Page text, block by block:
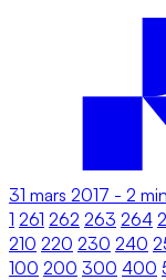
31 mars 2017 - 2 min
1 261 262 263 264
210 220 230 240
100 200 300 400